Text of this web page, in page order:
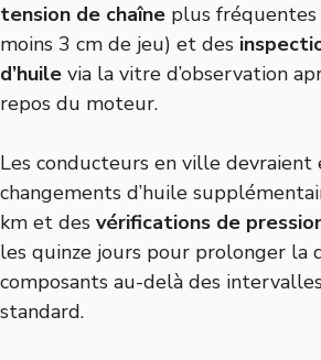
tension de chaîne plus fréquentes
moins 3 cm de jeu) et des
d’huile via la vitre d’observation
repos du moteur.
Les conducteurs en ville devraient
changements d’huile
km et des vérifications de
les quinze jours pour prolonger la
composants au-delà des
standard.